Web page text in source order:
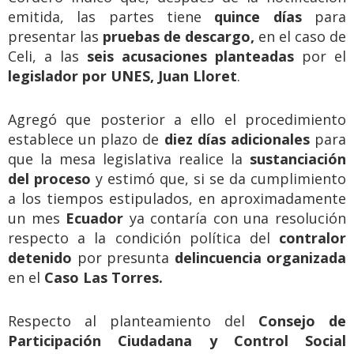
emitida, las partes tiene quince díaspara
presentar las pruebas de descargo, en el caso de
Celi, a las seis acusaciones planteadas por el
legislador por UNES, Juan Lloret.
Agregó que posterior a ello el procedimiento
establece un plazo de diez días adicionalespara
que la mesa legislativa realice la sustanciación
del proceso y estimó que, si se da cumplimiento
a los tiempos estipulados, en aproximadamente
un mes Ecuador ya contaría con una resolución
respecto a la condición política del contralor
detenido por presunta delincuencia organizada
en el Caso Las Torres.
Respecto al planteamiento del Consejo de
Participación Ciudadana y Control Social